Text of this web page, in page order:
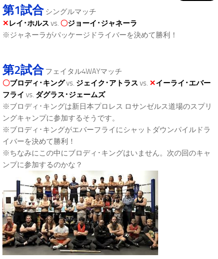
第1試合シングルマッチ
✕レイ･ホルス vs. 〇ジョーイ･ジャネーラ
※ジャネーラがパッケージドライバーを決めて勝利！
第2試合フェイタル4WAYマッチ
〇ブロディ･キングvs. ジェイク･アトラス vs. ✕イーライ･エバー
フライ vs. ダグラス･ジェームズ
※ブロディ･キングは新日本プロレス ロサンゼルス道場のスプリ
ングキャンプに参加するそうです。
※ブロディ･キングがエバーフライにシャットダウンパイルドラ
イバーを決めて勝利！
※ちなみにこの中にブロディ･キングはいません。次の回のキャ
ンプに参加するのかな？